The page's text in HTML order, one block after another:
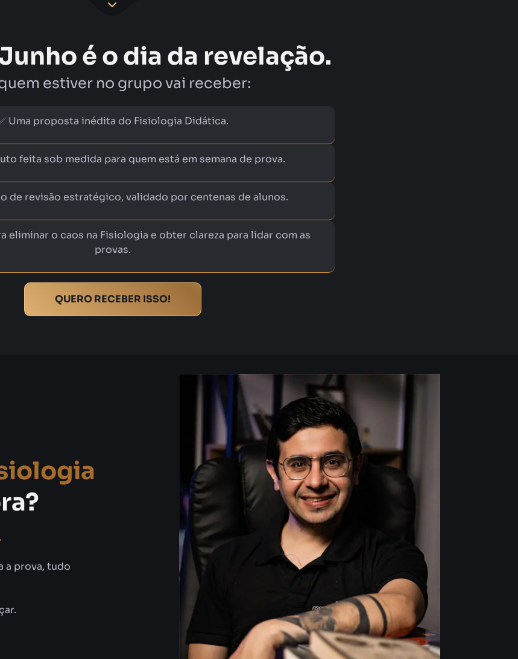
é o dia da revelação.
estiver no grupo vai receber:
Uma proposta inédita do Fisiologia Didática.
feita sob medida para quem está em semana de prova.
de revisão estratégico, validado por centenas de alunos.
eliminar o caos na Fisiologia e obter clareza para lidar com as
provas.
QUERO RECEBER ISSO!
a prova, tudo